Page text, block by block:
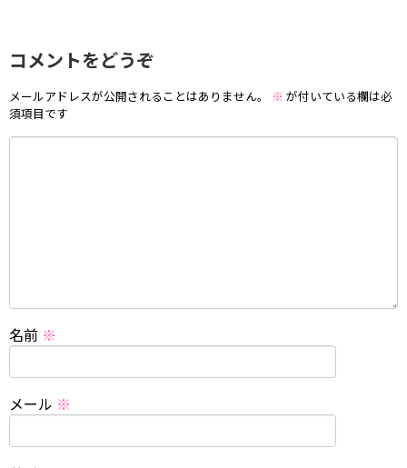
コメントをどうぞ
メールアドレスが公開されることはありません。 ※ が付いている欄は必
須項目です
名前 ※
メール ※